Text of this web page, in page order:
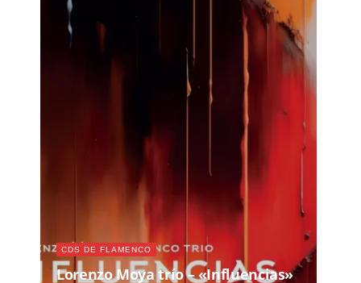
CDS DE FLAMENCO
Lorenzo Moya trío – «Influencias»